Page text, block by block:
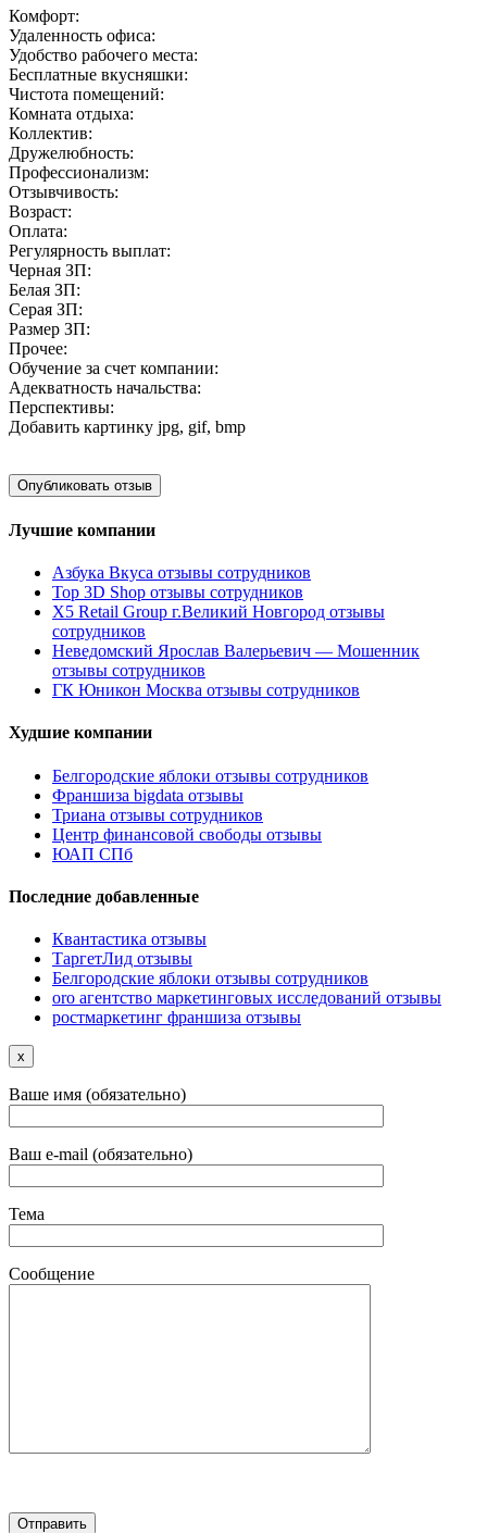
Комфорт:
Удаленность офиса:
Удобство рабочего места:
Бесплатные вкусняшки:
Чистота помещений:
Комната отдыха:
Коллектив:
Дружелюбность:
Профессионализм:
Отзывчивость:
Возраст:
Оплата:
Регулярность выплат:
Черная ЗП:
Белая ЗП:
Серая ЗП:
Размер ЗП:
Прочее:
Обучение за счет компании:
Адекватность начальства:
Перспективы:
Добавить картинку jpg, gif, bmp
Лучшие компании
Азбука Вкуса отзывы сотрудников
Top 3D Shop отзывы сотрудников
X5 Retail Group г.Великий Новгород отзывы
сотрудников
Неведомский Ярослав Валерьевич — Мошенник
отзывы сотрудников
ГК Юникон Москва отзывы сотрудников
Худшие компании
Белгородские яблоки отзывы сотрудников
Франшиза bigdata отзывы
Триана отзывы сотрудников
Центр финансовой свободы отзывы
ЮАП СПб
Последние добавленные
Квантастика отзывы
ТаргетЛид отзывы
Белгородские яблоки отзывы сотрудников
oro агентство маркетинговых исследований отзывы
ростмаркетинг франшиза отзывы
x
Ваше имя (обязательно)
Ваш e-mail (обязательно)
Тема
Сообщение